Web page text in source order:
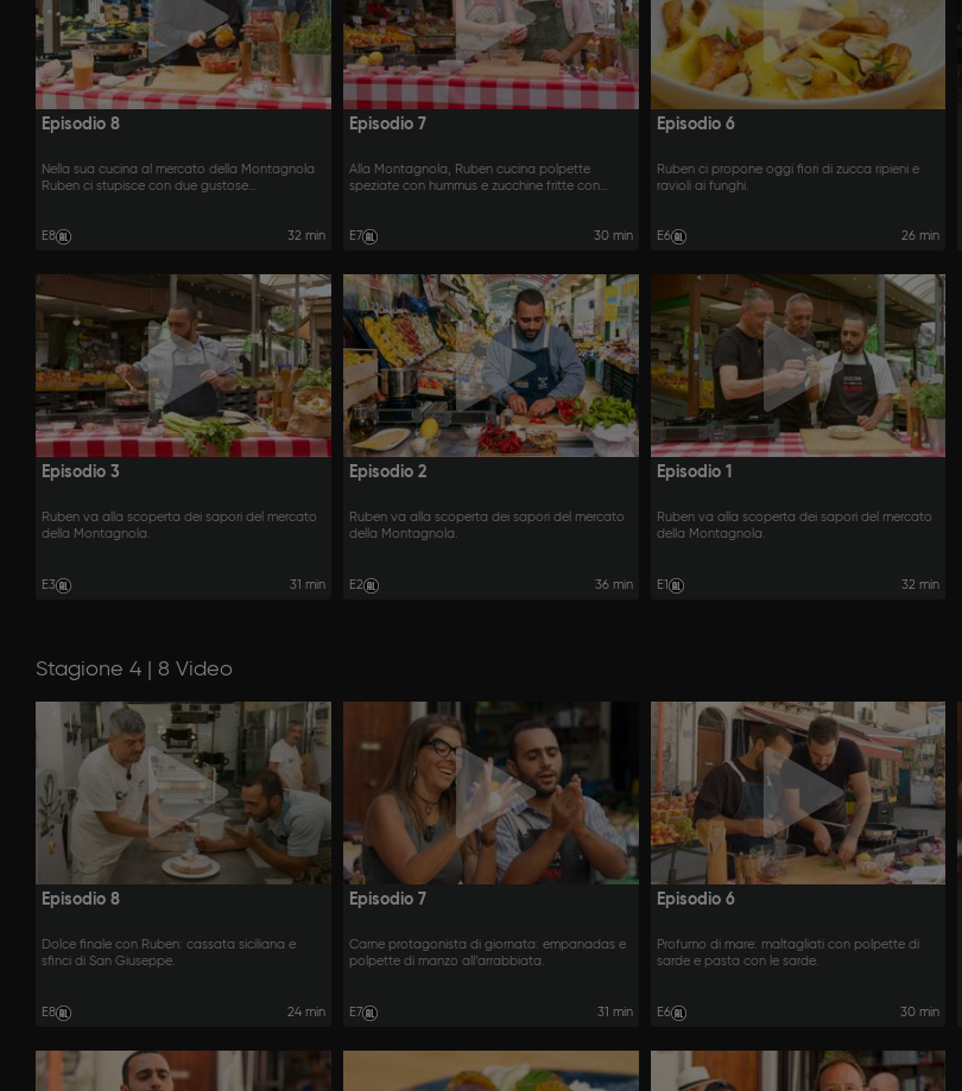
Episodio 8
Nella sua cucina al mercato della Montagnola
Ruben ci stupisce con due gustose
E8 32 min
Episodio 7
Alla Montagnola, Ruben cucina polpette
speziate con hummus e zucchine fritte con
E7 30 min
Episodio 6
Ruben ci propone oggi fiori di zucca ripieni e
ravioli ai funghi.
E6 26 min
Episodio 3
Ruben va alla scoperta dei sapori del mercato
della Montagnola.
E3 31 min
Episodio 2
Ruben va alla scoperta dei sapori del mercato
della Montagnola.
E2 36 min
Episodio 1
Ruben va alla scoperta dei sapori del mercato
della Montagnola.
E1 32 min
Stagione 4 | 8 Video
Episodio 8
Dolce finale con Ruben: cassata siciliana e
sfinci di San Giuseppe.
E8 24 min
Episodio 7
Carne protagonista di giornata: empanadas e
polpette di manzo all’arrabbiata.
E7 31 min
Episodio 6
Profumo di mare: maltagliati con polpette di
sarde e pasta con le sarde.
E6 30 min